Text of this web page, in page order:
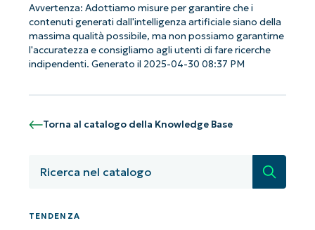
Avvertenza: Adottiamo misure per garantire che i
contenuti generati dall'intelligenza artificiale siano della
massima qualità possibile, ma non possiamo garantirne
l'accuratezza e consigliamo agli utenti di fare ricerche
indipendenti. Generato il 2025-04-30 08:37 PM
Torna al catalogo della Knowledge Base
Ricerca
TENDENZA
Iniziate con le analisi KB guidate
dall'AI di NinjaOne!
First
and
email*
number*